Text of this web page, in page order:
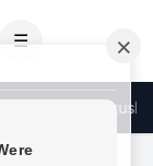
☰
afatit